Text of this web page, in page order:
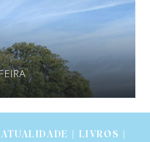
ATUALIDADE | LIVROS |